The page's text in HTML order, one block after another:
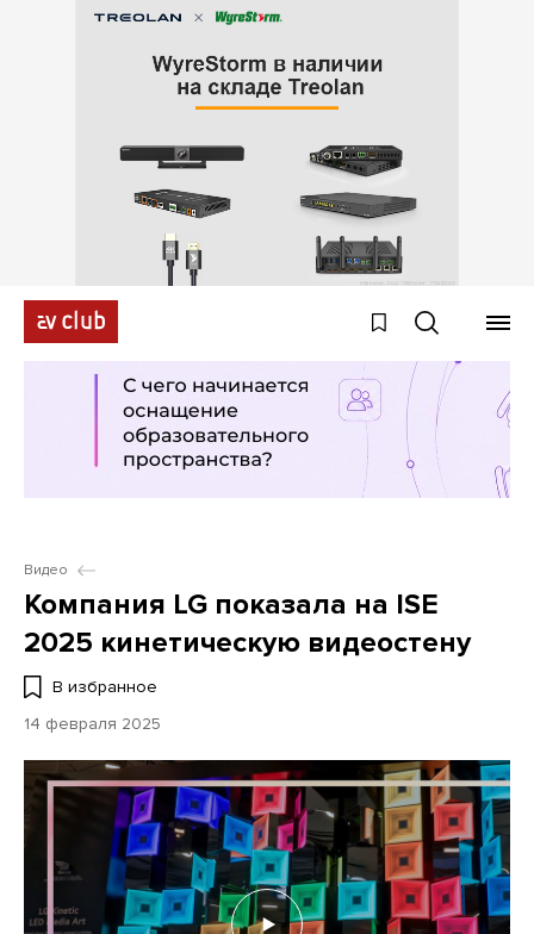
Видео
Компания LG показала на ISE
2025 кинетическую видеостену
В избранное
14 февраля 2025